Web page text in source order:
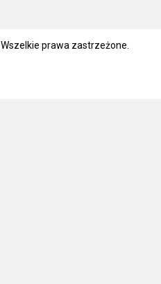
. Wszelkie prawa zastrzeżone.